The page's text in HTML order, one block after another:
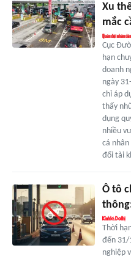
Xu
mắc
Cục
hạn
doanh
ngày
chỉ áp
thấy
dụng
nhiều
cá
đổi tài
Ô tô
Thời
đến 31/
nghiệp